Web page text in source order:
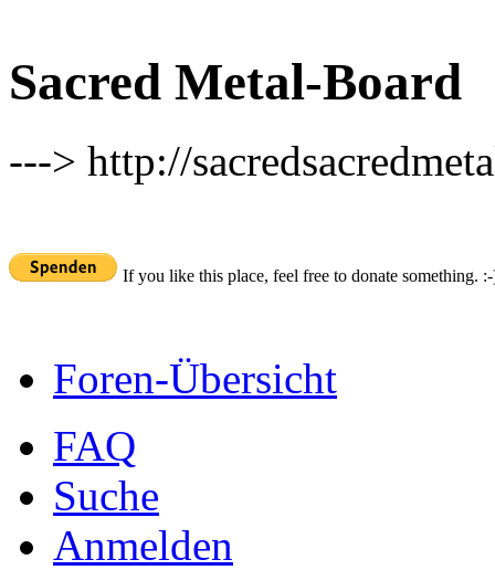
Sacred Metal-Board
---> http://
If you like this place, feel free to donate something.
Foren-Übersicht
FAQ
Suche
Anmelden